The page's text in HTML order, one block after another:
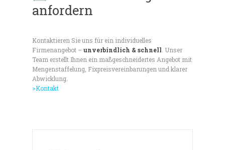
anfordern
Kontaktieren Sie uns für ein individuelles
Firmenangebot –unverbindlich & schnell . Unser
Team erstellt Ihnen ein maßgeschneidertes Angebot mit
Mengenstaffelung, Fixpreisvereinbarungen und klarer
Abwicklung.
>Kontakt